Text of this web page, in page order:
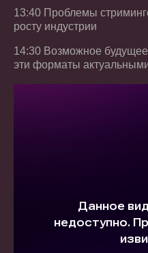
13:40 Проблемы
росту индустрии
14:30 Возможное
эти форматы